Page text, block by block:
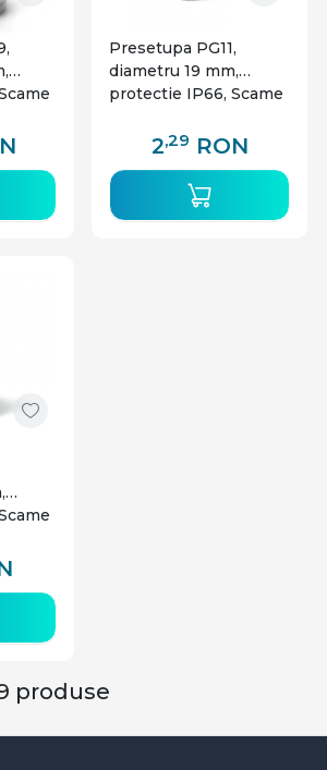
Presetupa PG11,
diametru 19 mm,
protectie IP66, Scame
2,29 RON
produse